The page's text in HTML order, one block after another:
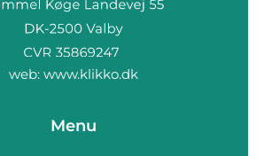
web: www.klikko.dk
Menu